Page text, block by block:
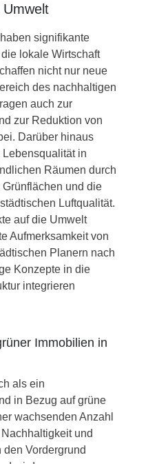
signifikante
lokale Wirtschaft
nicht nur neue
des nachhaltigen
auch zur
zur Reduktion von
Darüber hinaus
in
Räumen durch
und die
Luftqualität.
auf die Umwelt
Aufmerksamkeit von
Planern nach
Konzepte in die
integrieren
Immobilien in
als ein
in Bezug auf grüne
wachsenden Anzahl
und
Vordergrund